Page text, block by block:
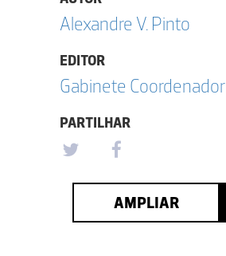
Alexandre V. Pinto
EDITOR
Gabinete Coordenador
PARTILHAR
AMPLIAR